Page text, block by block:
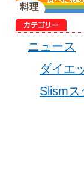
ニュース
ダイエ
Slism